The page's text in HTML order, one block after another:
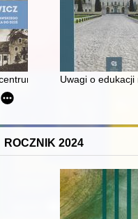
poligonu drawskiego
Uwagi o
ROCZNIK 2024